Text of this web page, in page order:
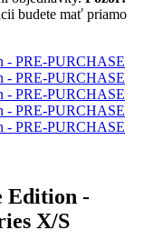
budete mať priamo
Edition -
X/S